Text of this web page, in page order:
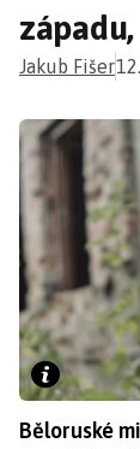
Jakub Fišer
Běloruské